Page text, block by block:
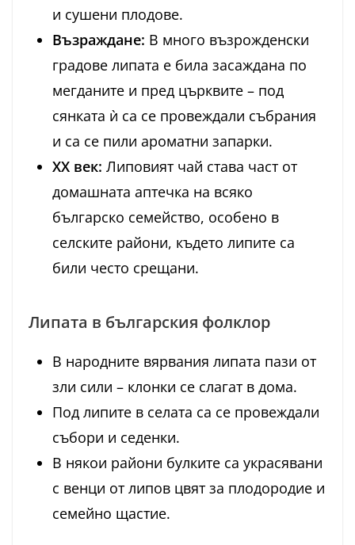
и сушени плодове.
Възраждане: В много възрожденски
градове липата е била засаждана по
мегданите и пред църквите – под
сянката ѝ са се провеждали събрания
и са се пили ароматни запарки.
XX век: Липовият чай става част от
домашната аптечка на всяко
българско семейство, особено в
селските райони, където липите са
били често срещани.
Липата в българския фолклор
В народните вярвания липата пази от
зли сили – клонки се слагат в дома.
Под липите в селата са се провеждали
събори и седенки.
В някои райони булките са украсявани
с венци от липов цвят за плодородие и
семейно щастие.